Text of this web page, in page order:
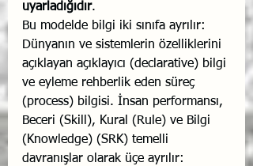
uyarladığıdır.
Bu modelde bilgi iki sınıfa ayrılır:
Dünyanın ve sistemlerin özelliklerini
açıklayan açıklayıcı (declarative) bilgi
ve eyleme rehberlik eden süreç
(process) bilgisi. İnsan performansı,
Beceri (Skill), Kural (Rule) ve Bilgi
(Knowledge) (SRK) temelli
davranışlar olarak üçe ayrılır: